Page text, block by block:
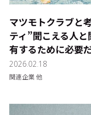
マツモトクラブと
ティ”――聞こえる人
有するために必要
2026.02.18
関連企業 他